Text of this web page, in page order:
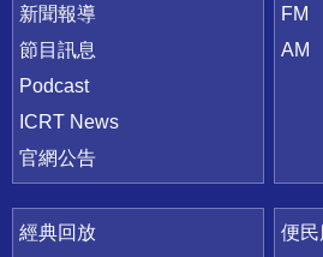
新聞報導
節目訊息
Podcast
ICRT News
官網公告
FM
AM
經典回放
便民